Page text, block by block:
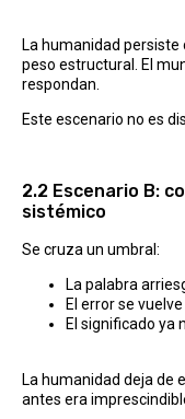
La humanidad
peso estructural. El
respondan.
Este escenario no es
2.2 Escenario B:
sistémico
Se cruza un umbral:
La palabra
El error se
El significado ya
La humanidad deja de
antes era